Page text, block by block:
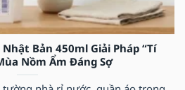
Bản 450ml Giải Pháp “Tí
Nồm Ẩm Đáng Sợ